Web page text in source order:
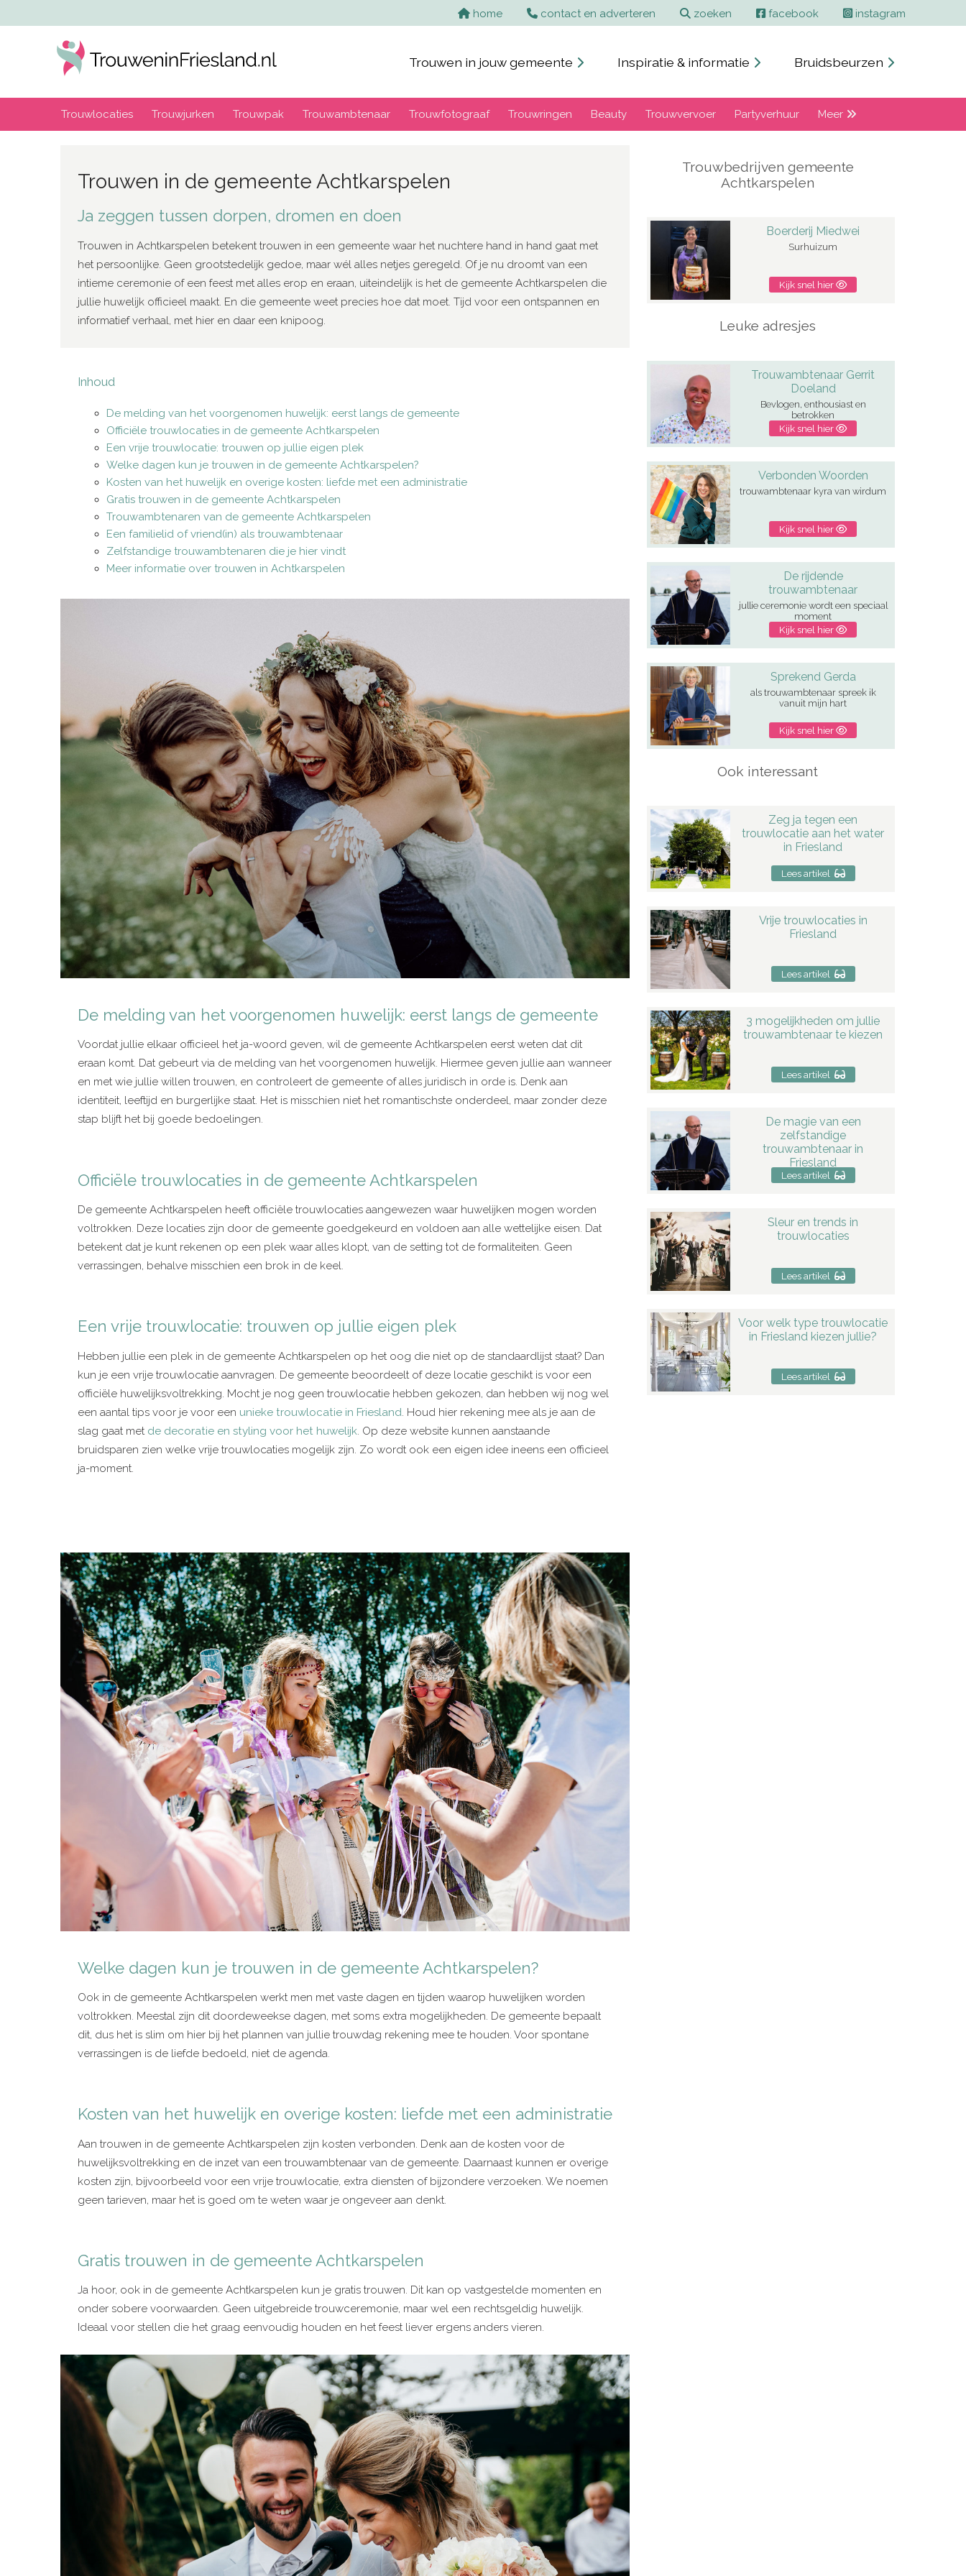
homeHome contact en adverteren Contact en adverteren
zoeken Zoekenfacebook instagram
Trouwen in jouw gemeente Inspiratie & informatie Bruidsbeurzen
Trouwlocaties Trouwjurken Trouwpak Trouwambtenaar Trouwfotograaf Trouwringen Beauty Trouwvervoer Partyverhuur Meer
Trouwen in de gemeente Achtkarspelen
Ja zeggen tussen dorpen, dromen en doen
Trouwen in Achtkarspelen betekent trouwen in een gemeente waar het nuchtere hand in hand gaat met
het persoonlijke. Geen grootstedelijk gedoe, maar wél alles netjes geregeld. Of je nu droomt van een
intieme ceremonie of een feest met alles erop en eraan, uiteindelijk is het de gemeente Achtkarspelen die
jullie huwelijk officieel maakt. En die gemeente weet precies hoe dat moet. Tijd voor een ontspannen en
informatief verhaal, met hier en daar een knipoog.
Inhoud
De melding van het voorgenomen huwelijk: eerst langs de gemeente
Officiële trouwlocaties in de gemeente Achtkarspelen
Een vrije trouwlocatie: trouwen op jullie eigen plek
Welke dagen kun je trouwen in de gemeente Achtkarspelen?
Kosten van het huwelijk en overige kosten: liefde met een administratie
Gratis trouwen in de gemeente Achtkarspelen
Trouwambtenaren van de gemeente Achtkarspelen
Een familielid of vriend(in) als trouwambtenaar
Zelfstandige trouwambtenaren die je hier vindt
Meer informatie over trouwen in Achtkarspelen
De melding van het voorgenomen huwelijk: eerst langs de gemeente
Voordat jullie elkaar officieel het ja-woord geven, wil de gemeente Achtkarspelen eerst weten dat dit
eraan komt. Dat gebeurt via de melding van het voorgenomen huwelijk. Hiermee geven jullie aan wanneer
en met wie jullie willen trouwen, en controleert de gemeente of alles juridisch in orde is. Denk aan
identiteit, leeftijd en burgerlijke staat. Het is misschien niet het romantischste onderdeel, maar zonder deze
stap blijft het bij goede bedoelingen.
Officiële trouwlocaties in de gemeente Achtkarspelen
De gemeente Achtkarspelen heeft officiële trouwlocaties aangewezen waar huwelijken mogen worden
voltrokken. Deze locaties zijn door de gemeente goedgekeurd en voldoen aan alle wettelijke eisen. Dat
betekent dat je kunt rekenen op een plek waar alles klopt, van de setting tot de formaliteiten. Geen
verrassingen, behalve misschien een brok in de keel.
Een vrije trouwlocatie: trouwen op jullie eigen plek
Hebben jullie een plek in de gemeente Achtkarspelen op het oog die niet op de standaardlijst staat? Dan
kun je een vrije trouwlocatie aanvragen. De gemeente beoordeelt of deze locatie geschikt is voor een
officiële huwelijksvoltrekking. Mocht je nog geen trouwlocatie hebben gekozen, dan hebben wij nog wel
een aantal tips voor je voor een unieke trouwlocatie in Friesland . Houd hier rekening mee als je aan de
slag gaat met de decoratie en styling voor het huwelijk. Op deze website kunnen aanstaande
bruidsparen zien welke vrije trouwlocaties mogelijk zijn. Zo wordt ook een eigen idee ineens een officieel
ja-moment.
Welke dagen kun je trouwen in de gemeente Achtkarspelen?
Ook in de gemeente Achtkarspelen werkt men met vaste dagen en tijden waarop huwelijken worden
voltrokken. Meestal zijn dit doordeweekse dagen, met soms extra mogelijkheden. De gemeente bepaalt
dit, dus het is slim om hier bij het plannen van jullie trouwdag rekening mee te houden. Voor spontane
verrassingen is de liefde bedoeld, niet de agenda.
Kosten van het huwelijk en overige kosten: liefde met een administratie
Aan trouwen in de gemeente Achtkarspelen zijn kosten verbonden. Denk aan de kosten voor de
huwelijksvoltrekking en de inzet van een trouwambtenaar van de gemeente. Daarnaast kunnen er overige
kosten zijn, bijvoorbeeld voor een vrije trouwlocatie, extra diensten of bijzondere verzoeken. We noemen
geen tarieven, maar het is goed om te weten waar je ongeveer aan denkt.
Gratis trouwen in de gemeente Achtkarspelen
Ja hoor, ook in de gemeente Achtkarspelen kun je gratis trouwen. Dit kan op vastgestelde momenten en
onder sobere voorwaarden. Geen uitgebreide trouwceremonie, maar wel een rechtsgeldig huwelijk.
Ideaal voor stellen die het graag eenvoudig houden en het feest liever ergens anders vieren.
Trouwbedrijven gemeente
Achtkarspelen
Boerderij Miedwei
Surhuizum
Kijk snel hier
Leuke adresjes
Trouwambtenaar Gerrit
Doeland
Bevlogen, enthousiast en
betrokken
Kijk snel hier
Verbonden Woorden
trouwambtenaar kyra van wirdum
Kijk snel hier
De rijdende
trouwambtenaar
jullie ceremonie wordt een speciaal
moment
Kijk snel hier
Sprekend Gerda
als trouwambtenaar spreek ik
vanuit mijn hart
Kijk snel hier
Ook interessant
Zeg ja tegen een
trouwlocatie aan het water
in Friesland
Lees artikel
Vrije trouwlocaties in
Friesland
Lees artikel
3 mogelijkheden om jullie
trouwambtenaar te kiezen
Lees artikel
De magie van een
zelfstandige
trouwambtenaar in
Friesland
Lees artikel
Sleur en trends in
trouwlocaties
Lees artikel
Voor welk type trouwlocatie
in Friesland kiezen jullie?
Lees artikel